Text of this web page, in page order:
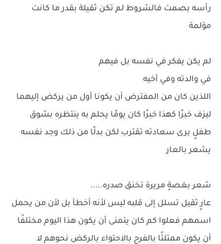
رأسه بصمت فالشروط لم تكن ثقيلة بقدر ما كانت
مؤلمة
لم يكن يفكر في نفسه بل فيهم
في والدته وفي أخيه
اللذين كان من المفترض أن يكونا أول من يركض إليهما
ليزف خبرًا كهذا خبرًا كان يومًا يحلم به ينتظره بشوق
طفلٍ يرى سعادته تقترب لكن بدلًا من ذلك وجد نفسه
يشعر بالعار
شعر بغصةٍ مريرة تخنق صدره.....
عارٍ ثقيل تسلل إلى قلبه ليس لأنه أخطأ بل لأن من يحمل
اسمهم فعلوا كم كان يتمنى أن يكون هذا اليوم مختلفًا
أن يكون ممتلئًا بالفرح بالاحتواء بالركض نحوهم لا